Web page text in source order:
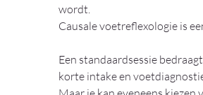
wordt.
Causale voetreflexologie is
Een standaardsessie
korte intake en